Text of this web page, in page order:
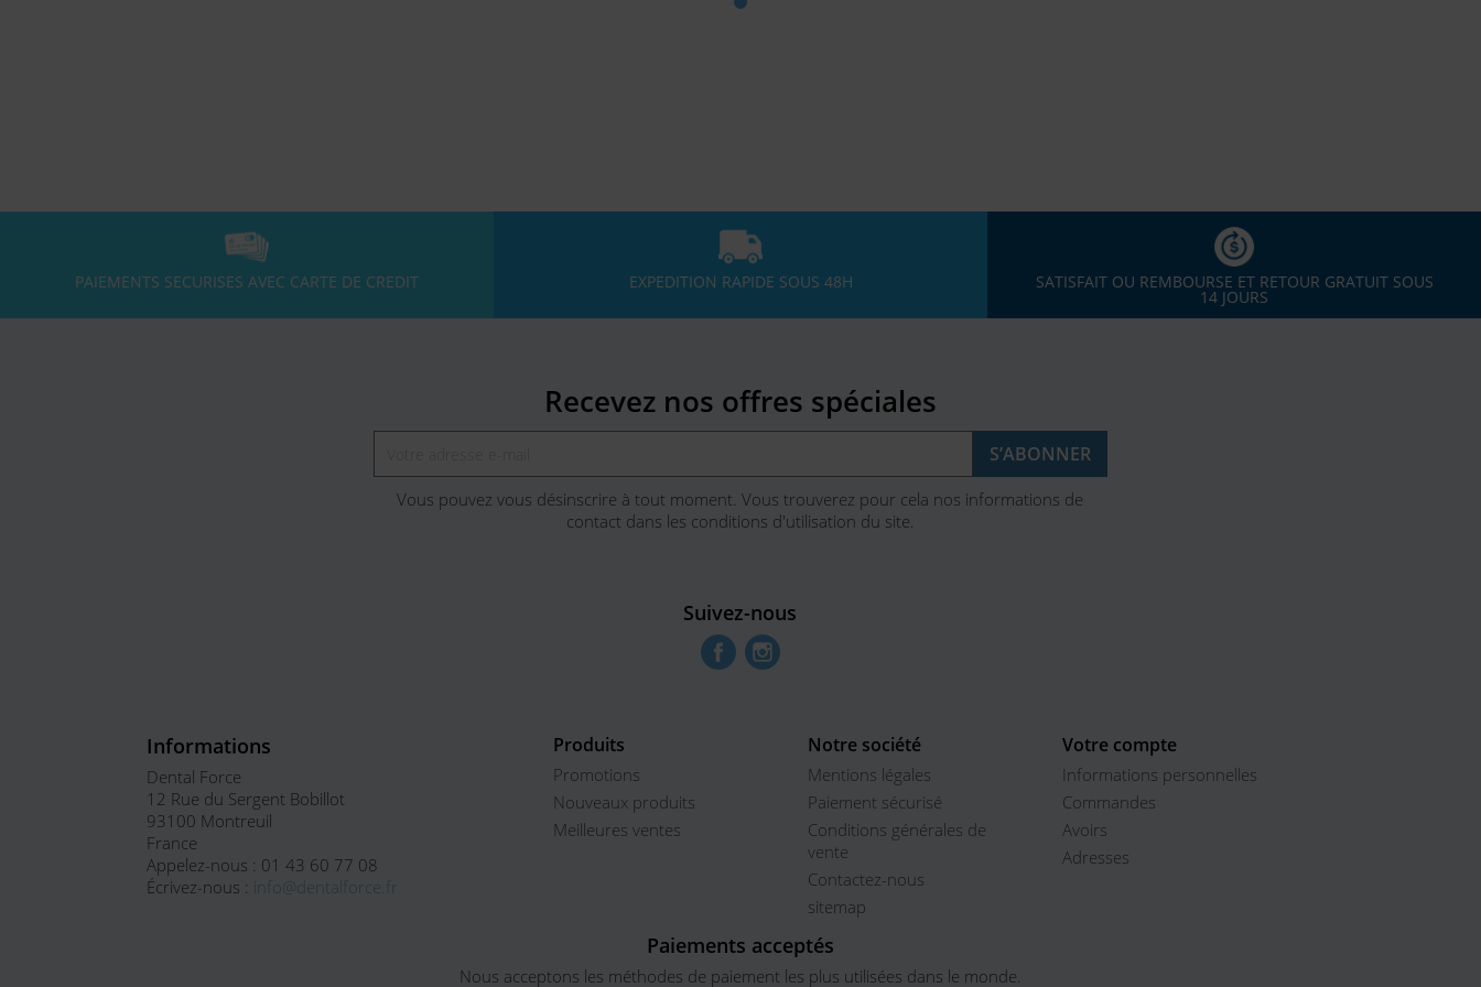
PAIEMENTS SECURISES AVEC CARTE DE CREDIT EXPEDITION RAPIDE SOUS 48H SATISFAIT OU REMBOURSE ET RETOUR GRATUIT SOUS
14 JOURS
Recevez nos offres spéciales
Vous pouvez vous désinscrire à tout moment. Vous trouverez pour cela nos informations de
contact dans les conditions d'utilisation du site.
Suivez-nous
FacebookInstagram
Informations
Dental Force
12 Rue du Sergent Bobillot
93100 Montreuil
France
Appelez-nous : 01 43 60 77 08
Écrivez-nous :
info@dentalforce.fr
Produits
Promotions
Nouveaux produits
Meilleures ventes
Notre société
Mentions légales
Paiement sécurisé
Conditions générales de
vente
Contactez-nous
sitemap
Votre compte
Informations personnelles
Commandes
Avoirs
Adresses
Paiements acceptés
Nous acceptons les méthodes de paiement les plus utilisées dans le monde.